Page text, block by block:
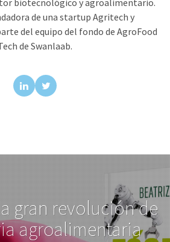
biotecnológico y agroalimentario.
de una startup Agritech y
del equipo del fondo de AgroFood
de Swanlaab.
gran revolución de
agroalimentaria